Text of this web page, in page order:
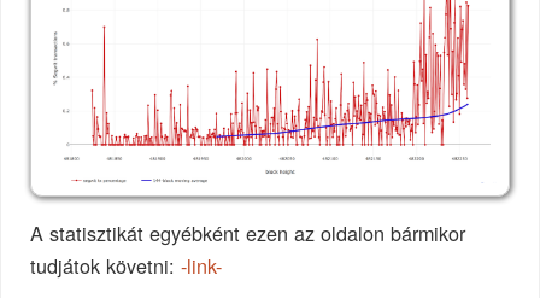
A statisztikát egyébként ezen az oldalon bármikor
tudjátok követni:-link-